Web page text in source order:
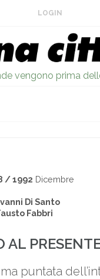
LOGIN
vengono prima
/ 1992 Dicembre
Di Santo
Fabbri
AL
puntata